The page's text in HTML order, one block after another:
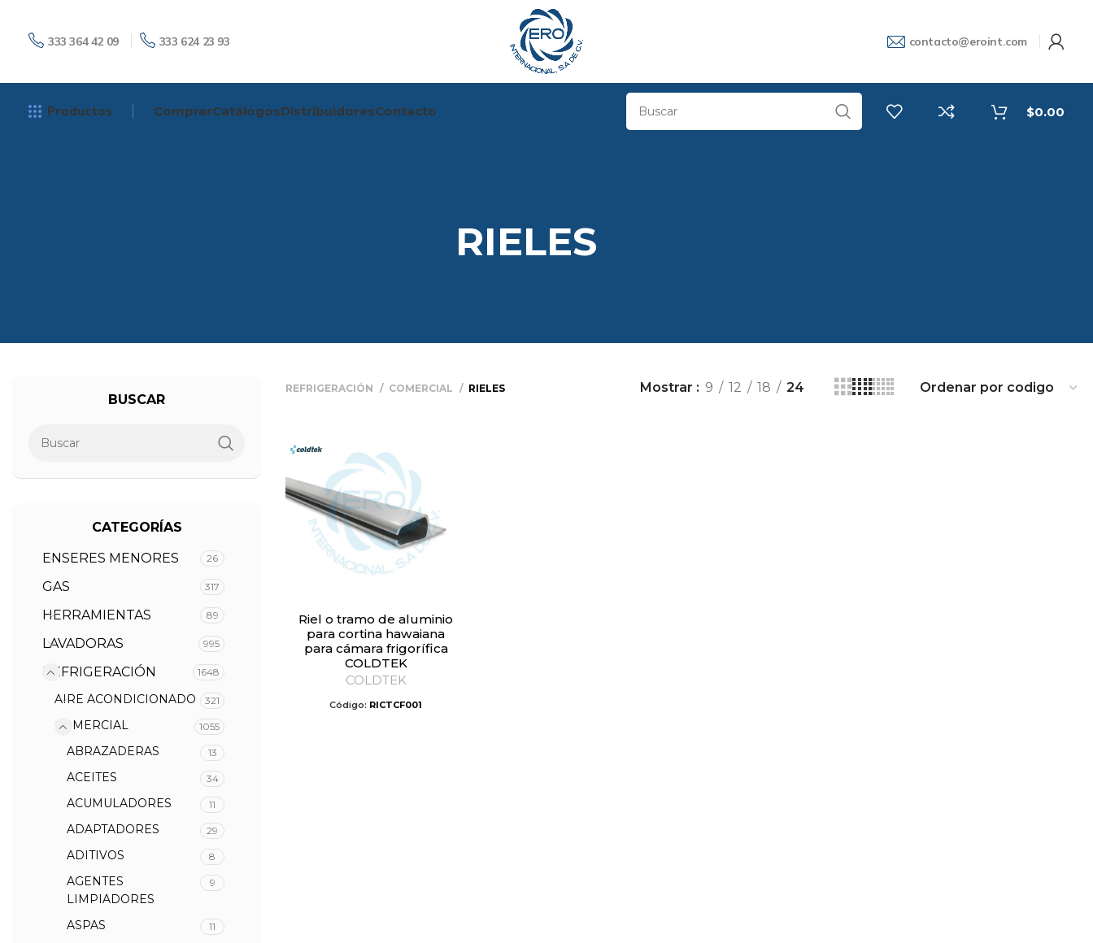
333 364 42 09 333 624 23 93 contacto@eroint.com
Productos ComprarCatálogosDistribuidoresContacto $0.00
RIELES
BUSCAR
CATEGORÍAS
ENSERES MENORES
26
GAS 317
HERRAMIENTAS 89
LAVADORAS 995
REFRIGERACIÓN 1648
AIRE ACONDICIONADO 321
COMERCIAL 1055
ABRAZADERAS 13
ACEITES 34
ACUMULADORES 11
ADAPTADORES 29
ADITIVOS 8
AGENTES
LIMPIADORES
9
ASPAS 11
REFRIGERACIÓN COMERCIAL RIELES Mostrar 9 12 18 24
Riel o tramo de aluminio
para cortina hawaiana
para cámara frigorífica
COLDTEK
COLDTEK
Código: RICTCF001